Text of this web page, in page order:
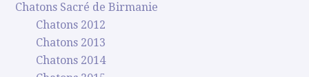
Chatons Sacré de Birmanie
Chatons 2012
Chatons 2013
Chatons 2014